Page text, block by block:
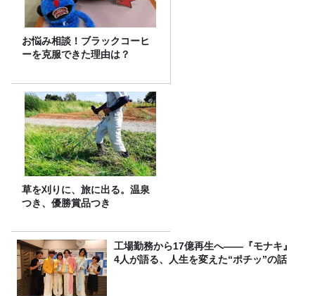
お悩み相談！ブラックコーヒ
ーを克服できた理由は？
草を刈りに、旅に出る。温泉
つき、優勝賞品つき
工場勤務から17億再生へ——『モナキ』
4人が語る、人生を変えた“ポチッ”の話